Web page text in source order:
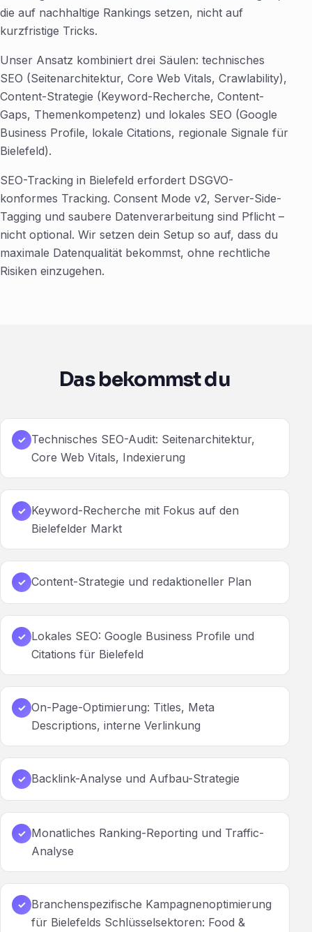
die auf nachhaltige Rankings setzen, nicht auf
kurzfristige Tricks.
Unser Ansatz kombiniert drei Säulen: technisches
SEO (Seitenarchitektur, Core Web Vitals, Crawlability),
Content-Strategie (Keyword-Recherche, Content-
Gaps, Themenkompetenz) und lokales SEO (Google
Business Profile, lokale Citations, regionale Signale für
Bielefeld).
SEO-Tracking in Bielefeld erfordert DSGVO-
konformes Tracking. Consent Mode v2, Server-Side-
Tagging und saubere Datenverarbeitung sind Pflicht –
nicht optional. Wir setzen dein Setup so auf, dass du
maximale Datenqualität bekommst, ohne rechtliche
Risiken einzugehen.
Das bekommst du
✓ Technisches SEO-Audit: Seitenarchitektur,
Core Web Vitals, Indexierung
✓ Keyword-Recherche mit Fokus auf den
Bielefelder Markt
✓ Content-Strategie und redaktioneller Plan
✓ Lokales SEO: Google Business Profile und
Citations für Bielefeld
✓ On-Page-Optimierung: Titles, Meta
Descriptions, interne Verlinkung
✓ Backlink-Analyse und Aufbau-Strategie
✓ Monatliches Ranking-Reporting und Traffic-
Analyse
✓ Branchenspezifische Kampagnenoptimierung
für Bielefelds Schlüsselsektoren: Food &